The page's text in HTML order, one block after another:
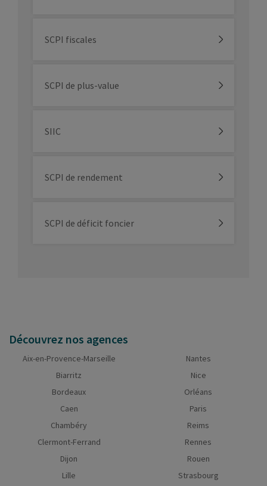
SCPI fiscales
SCPI de plus-value
SIIC
SCPI de rendement
SCPI de déficit foncier
Découvrez nos agences
Aix-en-Provence-Marseille
Biarritz
Bordeaux
Caen
Chambéry
Clermont-Ferrand
Dijon
Lille
Nantes
Nice
Orléans
Paris
Reims
Rennes
Rouen
Strasbourg